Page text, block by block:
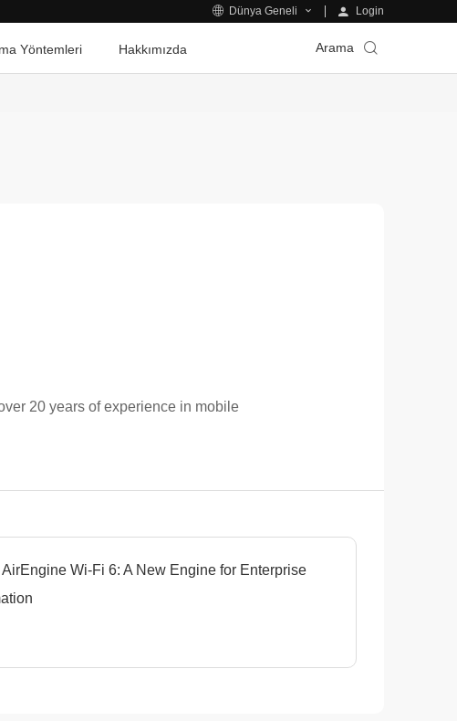
Dünya Geneli Login
Yöntemleri Hakkımızda Arama
20 years of experience in mobile
AirEngine Wi-Fi 6: A New Engine for Enterprise